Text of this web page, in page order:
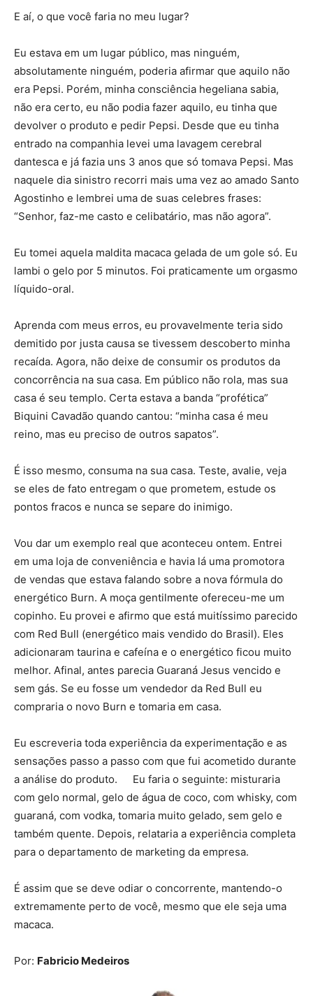
E aí, o que você faria no meu lugar?
Eu estava em um lugar público, mas ninguém,
absolutamente ninguém, poderia afirmar que aquilo não
era Pepsi. Porém, minha consciência hegeliana sabia,
não era certo, eu não podia fazer aquilo, eu tinha que
devolver o produto e pedir Pepsi. Desde que eu tinha
entrado na companhia levei uma lavagem cerebral
dantesca e já fazia uns 3 anos que só tomava Pepsi. Mas
naquele dia sinistro recorri mais uma vez ao amado Santo
Agostinho e lembrei uma de suas celebres frases:
“Senhor, faz-me casto e celibatário, mas não agora”.
Eu tomei aquela maldita macaca gelada de um gole só. Eu
lambi o gelo por 5 minutos. Foi praticamente um orgasmo
líquido-oral.
Aprenda com meus erros, eu provavelmente teria sido
demitido por justa causa se tivessem descoberto minha
recaída. Agora, não deixe de consumir os produtos da
concorrência na sua casa. Em público não rola, mas sua
casa é seu templo. Certa estava a banda “profética”
Biquini Cavadão quando cantou: “minha casa é meu
reino, mas eu preciso de outros sapatos”.
É isso mesmo, consuma na sua casa. Teste, avalie, veja
se eles de fato entregam o que prometem, estude os
pontos fracos e nunca se separe do inimigo.
Vou dar um exemplo real que aconteceu ontem. Entrei
em uma loja de conveniência e havia lá uma promotora
de vendas que estava falando sobre a nova fórmula do
energético Burn. A moça gentilmente ofereceu-me um
copinho. Eu provei e afirmo que está muitíssimo parecido
com Red Bull (energético mais vendido do Brasil). Eles
adicionaram taurina e cafeína e o energético ficou muito
melhor. Afinal, antes parecia Guaraná Jesus vencido e
sem gás. Se eu fosse um vendedor da Red Bull eu
compraria o novo Burn e tomaria em casa.
Eu escreveria toda experiência da experimentação e as
sensações passo a passo com que fui acometido durante
a análise do produto. Eu faria o seguinte: misturaria
com gelo normal, gelo de água de coco, com whisky, com
guaraná, com vodka, tomaria muito gelado, sem gelo e
também quente. Depois, relataria a experiência completa
para o departamento de marketing da empresa.
É assim que se deve odiar o concorrente, mantendo-o
extremamente perto de você, mesmo que ele seja uma
macaca.
Por: Fabricio Medeiros